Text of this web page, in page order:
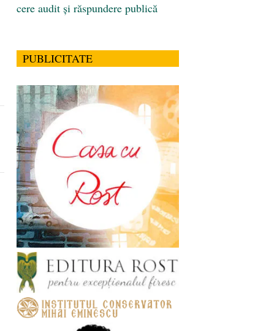
cere audit și răspundere publică
PUBLICITATE